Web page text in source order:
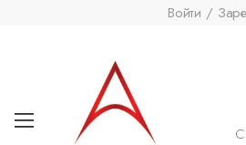
Войти /